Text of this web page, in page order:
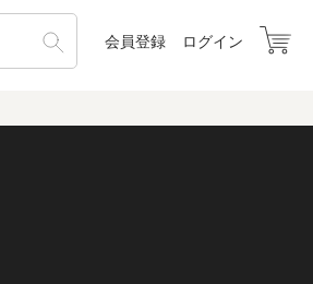
会員登録 ログイン